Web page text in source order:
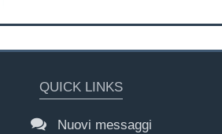
QUICK LINKS
Nuovi messaggi